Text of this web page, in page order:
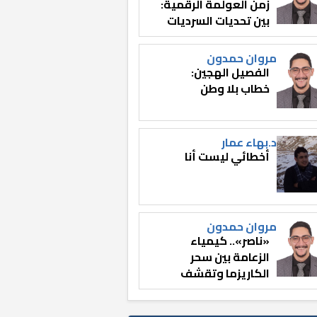
زمن العولمة الرقمية:
بين تحديات السرديات
وصناعة الوعي
مروان حمدون
الفصيل الهجين:
خطاب بلا وطن
د.بهاء عمار
أخطائي ليست أنا
مروان حمدون
«ناصر».. كيمياء
الزعامة بين سحر
الكاريزما وتقشف
الثائر